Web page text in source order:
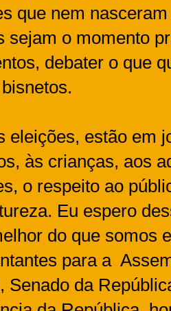
que nem
sejam o momento
debater o que
eleições, estão em
às crianças, aos
o respeito ao
Eu espero
do que somos
para a
Senado da